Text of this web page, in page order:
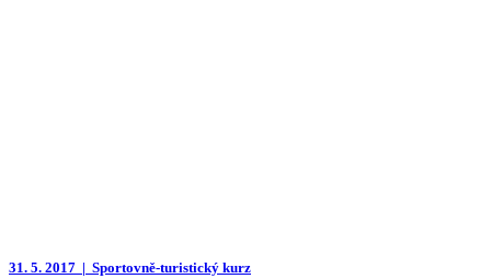
31. 5. 2017 | Sportovně-turistický kurz